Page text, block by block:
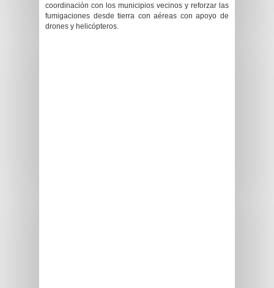
coordinación con los municipios vecinos y reforzar las
fumigaciones desde tierra con aéreas con apoyo de
drones y helicópteros.